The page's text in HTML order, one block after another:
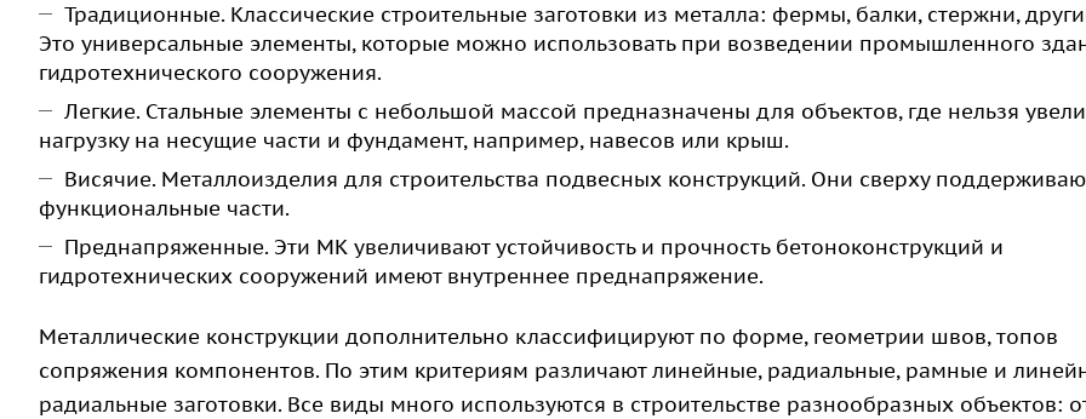
Традиционные. Классические строительные заготовки из металла: фермы, балки, стержни,
Это универсальные элементы, которые можно использовать при возведении промышленного
гидротехнического сооружения.
Легкие. Стальные элементы с небольшой массой предназначены для объектов, где нельзя
нагрузку на несущие части и фундамент, например, навесов или крыш.
Висячие. Металлоизделия для строительства подвесных конструкций. Они сверху
функциональные части.
Преднапряженные. Эти МК увеличивают устойчивость и прочность бетоноконструкций и
гидротехнических сооружений имеют внутреннее преднапряжение.
Металлические конструкции дополнительно классифицируют по форме, геометрии швов, топов
сопряжения компонентов. По этим критериям различают линейные, радиальные, рамные и
радиальные заготовки. Все виды много используются в строительстве разнообразных объектов: